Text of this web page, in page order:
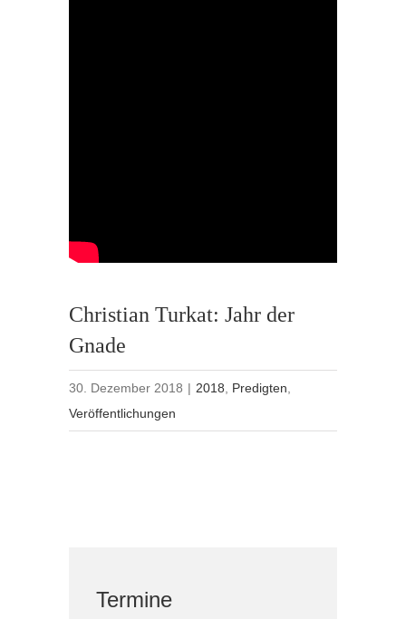
Christian Turkat: Jahr der
Gnade
30. Dezember 2018 | 2018 Predigten
Veröffentlichungen
Termine